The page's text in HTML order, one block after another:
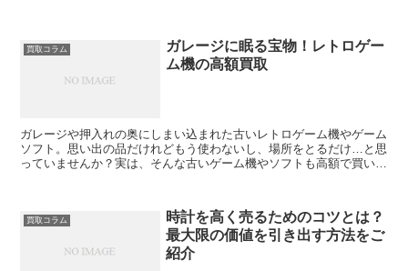
買取コラム
ガレージに眠る宝物！レトロゲー
ム機の高額買取
ガレージや押入れの奥にしまい込まれた古いレトロゲーム機やゲーム
ソフト。思い出の品だけれどもう使わないし、場所をとるだけ…と思
っていませんか？実は、そんな古いゲーム機やソフトも高額で買い取
買取コラム
時計を高く売るためのコツとは？
最大限の価値を引き出す方法をご
紹介